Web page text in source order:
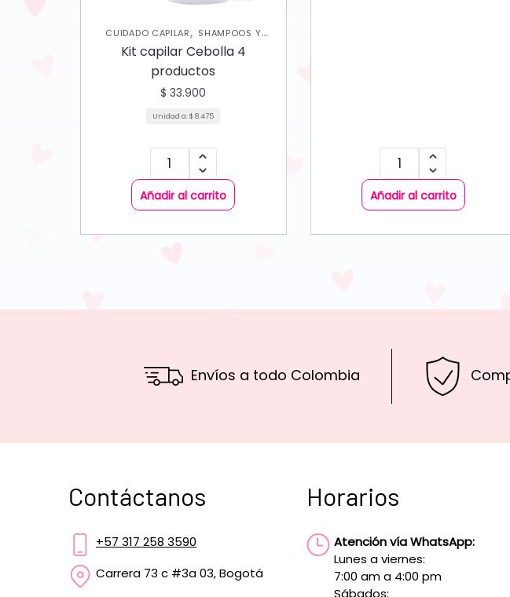
CUIDADO CAPILAR, SHAMPOOS Y
ACONDICIONADORES,TRATAMIENTOS
CAPILARES
Kit capilar Cebolla 4
productos
$ 33.900
Unidad a:$ 8.475
Añadir al carrito Añadir al carrito
Envíos a todo Colombia
Contáctanos
+57 317 258 3590
Carrera 73 c #3a 03, Bogotá
Horarios
Atención vía WhatsApp:
Lunes a viernes:
7:00 am a 4:00 pm
Sábados: